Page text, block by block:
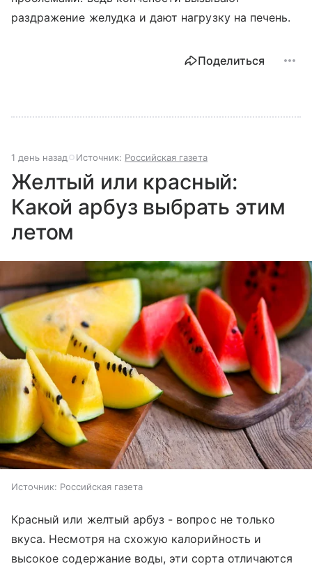
раздражение желудка и дают нагрузку на печень.
Поделиться
1 день назад Источник: Российская газета
Желтый или красный:
Какой арбуз выбрать этим
летом
Источник: Российская газета
Красный или желтый арбуз - вопрос не только
вкуса. Несмотря на схожую калорийность и
высокое содержание воды, эти сорта отличаются